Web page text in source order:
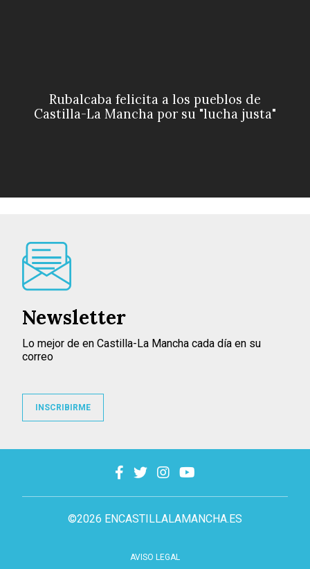
Rubalcaba felicita a los pueblos de
Castilla-La Mancha por su "lucha justa"
©2026 ENCASTILLALAMANCHA.ES
AVISO LEGAL
Newsletter
Lo mejor de en Castilla-La Mancha cada día en su
correo
INSCRIBIRME